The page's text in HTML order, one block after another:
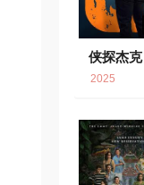
侠探杰克
2025